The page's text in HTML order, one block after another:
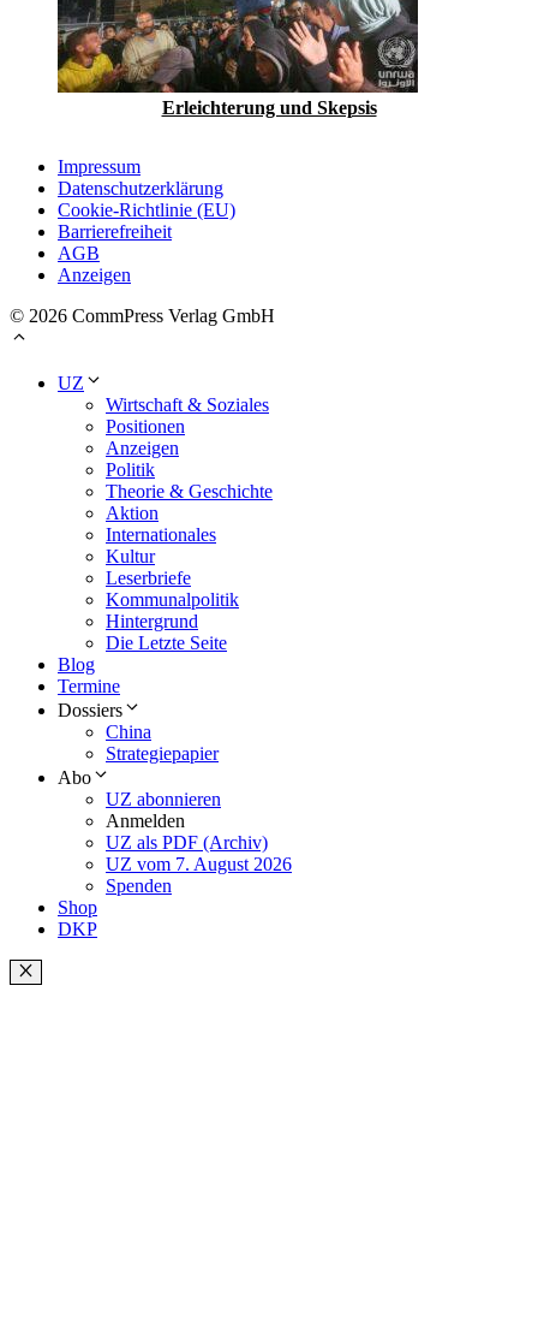
Erleichterung und Skepsis
Impressum
Datenschutzerklärung
Cookie-Richtlinie (EU)
Barrierefreiheit
AGB
Anzeigen
© 2026 CommPress Verlag GmbH
UZ
Wirtschaft & Soziales
Positionen
Anzeigen
Politik
Theorie & Geschichte
Aktion
Internationales
Kultur
Leserbriefe
Kommunalpolitik
Hintergrund
Die Letzte Seite
Blog
Termine
Dossiers
China
Strategiepapier
Abo
UZ abonnieren
Anmelden
UZ als PDF (Archiv)
UZ vom 7. August 2026
Spenden
Shop
DKP
Schließen